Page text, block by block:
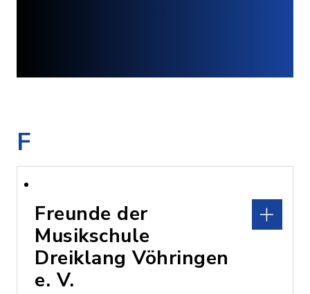
F
Freunde der
Musikschule
Dreiklang Vöhringen
e. V.